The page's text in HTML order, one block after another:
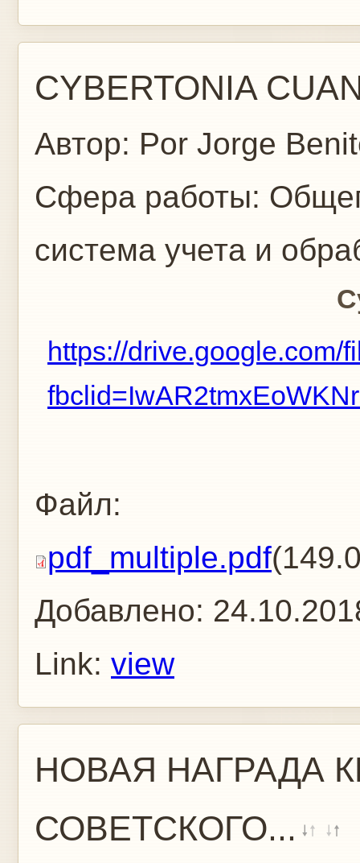
CYBERTONIA
Автор: Por Jorge
Сфера работы:
система учета и
Cybertonia
https://drive.google.com/
Файл:
pdf_multiple.pdf
Добавлено:
Link: view
НОВАЯ НАГРАДА
СОВЕТСКОГО...